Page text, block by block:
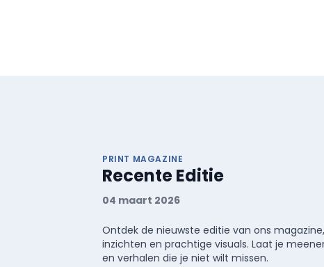
PRINT MAGAZINE
Recente Editie
04 maart 2026
Ontdek de nieuwste editie van ons
inzichten en prachtige visuals. Laat je
en verhalen die je niet wilt missen.